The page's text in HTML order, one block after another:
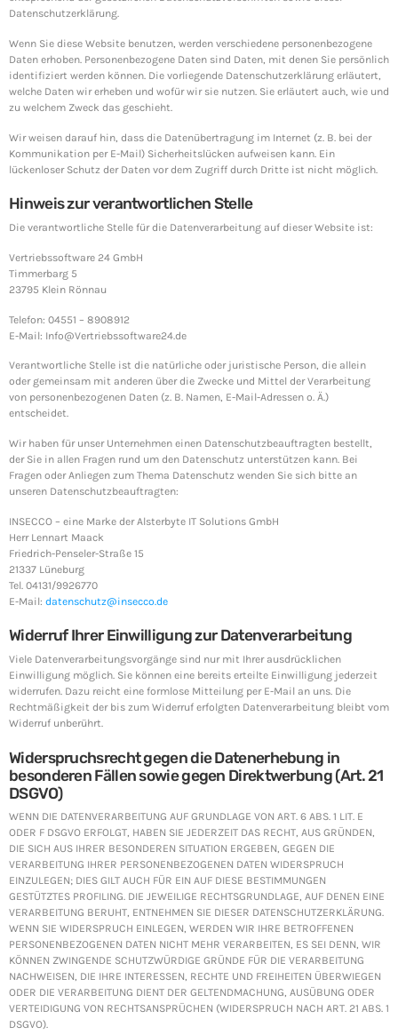
Datenschutzerklärung.
Wenn Sie diese Website benutzen, werden verschiedene personenbezogene
Daten erhoben. Personenbezogene Daten sind Daten, mit denen Sie persönlich
identifiziert werden können. Die vorliegende Datenschutzerklärung erläutert,
welche Daten wir erheben und wofür wir sie nutzen. Sie erläutert auch, wie und
zu welchem Zweck das geschieht.
Wir weisen darauf hin, dass die Datenübertragung im Internet (z. B. bei der
Kommunikation per E-Mail) Sicherheitslücken aufweisen kann. Ein
lückenloser Schutz der Daten vor dem Zugriff durch Dritte ist nicht möglich.
Hinweis zur verantwortlichen Stelle
Die verantwortliche Stelle für die Datenverarbeitung auf dieser Website ist:
Vertriebssoftware 24 GmbH
Timmerbarg 5
23795 Klein Rönnau
Telefon: 04551 – 8908912
E-Mail: Info@Vertriebssoftware24.de
Verantwortliche Stelle ist die natürliche oder juristische Person, die allein
oder gemeinsam mit anderen über die Zwecke und Mittel der Verarbeitung
von personenbezogenen Daten (z. B. Namen, E-Mail-Adressen o. Ä.)
entscheidet.
Wir haben für unser Unternehmen einen Datenschutzbeauftragten bestellt,
der Sie in allen Fragen rund um den Datenschutz unterstützen kann. Bei
Fragen oder Anliegen zum Thema Datenschutz wenden Sie sich bitte an
unseren Datenschutzbeauftragten:
INSECCO – eine Marke der Alsterbyte IT Solutions GmbH
Herr Lennart Maack
Friedrich-Penseler-Straße 15
21337 Lüneburg
Tel. 04131/9926770
E-Mail: datenschutz@insecco.de
Widerruf Ihrer Einwilligung zur Datenverarbeitung
Viele Datenverarbeitungsvorgänge sind nur mit Ihrer ausdrücklichen
Einwilligung möglich. Sie können eine bereits erteilte Einwilligung jederzeit
widerrufen. Dazu reicht eine formlose Mitteilung per E-Mail an uns. Die
Rechtmäßigkeit der bis zum Widerruf erfolgten Datenverarbeitung bleibt vom
Widerruf unberührt.
Widerspruchsrecht gegen die Datenerhebung in
besonderen Fällen sowie gegen Direktwerbung (Art. 21
DSGVO)
WENN DIE DATENVERARBEITUNG AUF GRUNDLAGE VON ART. 6 ABS. 1 LIT. E
ODER F DSGVO ERFOLGT, HABEN SIE JEDERZEIT DAS RECHT, AUS GRÜNDEN,
DIE SICH AUS IHRER BESONDEREN SITUATION ERGEBEN, GEGEN DIE
VERARBEITUNG IHRER PERSONENBEZOGENEN DATEN WIDERSPRUCH
EINZULEGEN; DIES GILT AUCH FÜR EIN AUF DIESE BESTIMMUNGEN
GESTÜTZTES PROFILING. DIE JEWEILIGE RECHTSGRUNDLAGE, AUF DENEN EINE
VERARBEITUNG BERUHT, ENTNEHMEN SIE DIESER DATENSCHUTZERKLÄRUNG.
WENN SIE WIDERSPRUCH EINLEGEN, WERDEN WIR IHRE BETROFFENEN
PERSONENBEZOGENEN DATEN NICHT MEHR VERARBEITEN, ES SEI DENN, WIR
KÖNNEN ZWINGENDE SCHUTZWÜRDIGE GRÜNDE FÜR DIE VERARBEITUNG
NACHWEISEN, DIE IHRE INTERESSEN, RECHTE UND FREIHEITEN ÜBERWIEGEN
ODER DIE VERARBEITUNG DIENT DER GELTENDMACHUNG, AUSÜBUNG ODER
VERTEIDIGUNG VON RECHTSANSPRÜCHEN (WIDERSPRUCH NACH ART. 21 ABS. 1
DSGVO).